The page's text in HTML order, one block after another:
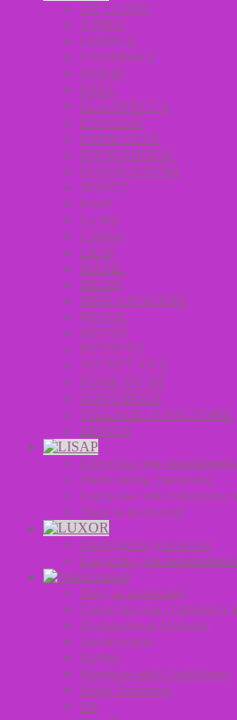
3W CLINIC
A’PIEU
CONSLY
DEOPROCE
DORIS
EKEL
ELIZAVECCA
ENOUGH
FARM STAY
FOODAHOLIC
IYOUB ПАТЧИ
JIGOTT
Koelf
La’dor
Lindsay
LION
MASIL
MEDB
MISE EN SCENE
MISTIC
MIZON
PETITFEE
SECRET KEY
SOME BY MI
TONYMOLY
VILLAGE 11 FACTORY
ZENZIA
Средства для
Оксиданты для волос
Средства для стайлинга
Уход за волосами
Оксиданты для волос
Средства для
Уход за волосами
Средства для стайлинга
Подарочные Наборы
Аксессуары
Styling
Shampoo and Conditioner
Scalp Treatment
Oil